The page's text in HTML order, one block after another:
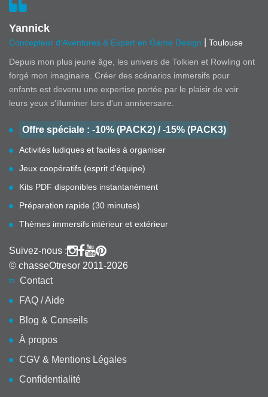
Yannick
Concepteur d'Aventures & Expert en Game Design
Toulouse
Depuis mon plus jeune âge, les univers de Tolkien et Rowling ont
forgé mon imaginaire. Créer des scénarios immersifs pour
enfants est devenu une expertise portée par le plaisir de voir
leurs yeux s'illuminer lors d'un anniversaire.
Offre spéciale : -10% (PACK2) / -15% (PACK3)
Activités ludiques et faciles à organiser
Jeux coopératifs (esprit d'équipe)
Kits PDF disponibles instantanément
Préparation rapide (30 minutes)
Thèmes immersifs intérieur et extérieur
Suivez-nous :
© chasseOtresor 2011-2026
Contact
FAQ / Aide
Blog & Conseils
À propos
CGV & Mentions Légales
Confidentialité